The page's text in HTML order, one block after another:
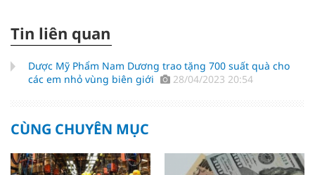
Tin liên quan
Dược Mỹ Phẩm Nam Dương trao tặng 700 suất quà cho
các em nhỏ vùng biên giới
28/04/2023 20:54
CÙNG CHUYÊN MỤC